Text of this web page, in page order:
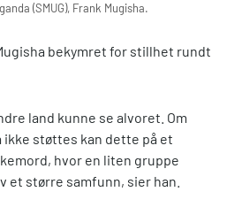
(SMUG), Frank Mugisha.
bekymret for stillhet rundt
land kunne se alvoret. Om
ikke støttes kan dette på et
hvor en liten gruppe
et større samfunn, sier han.